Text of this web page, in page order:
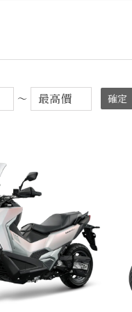
～ 確定